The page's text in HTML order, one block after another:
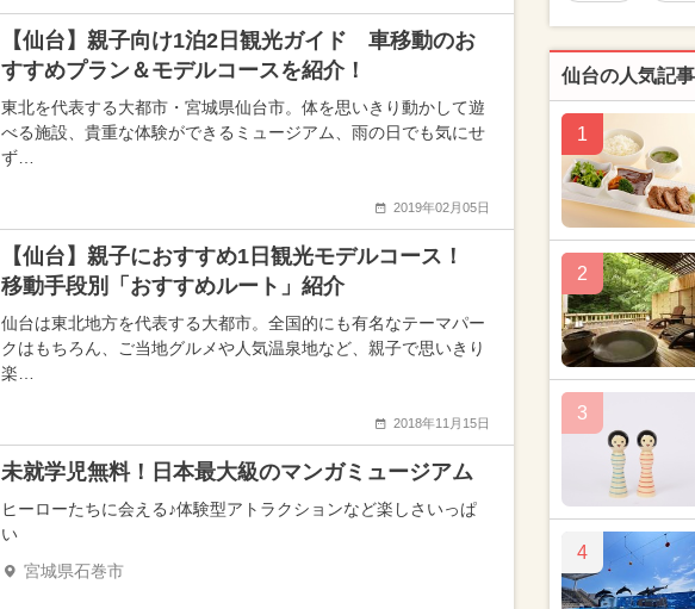
【仙台】親子向け1泊2日観光ガイド 車移動のお
すすめプラン＆モデルコースを紹介！
東北を代表する大都市・宮城県仙台市。体を思いきり動かして遊
べる施設、貴重な体験ができるミュージアム、雨の日でも気にせ
ず…
2019年02月05日
【仙台】親子におすすめ1日観光モデルコース！
移動手段別「おすすめルート」紹介
仙台は東北地方を代表する大都市。全国的にも有名なテーマパー
クはもちろん、ご当地グルメや人気温泉地など、親子で思いきり
楽…
2018年11月15日
未就学児無料！日本最大級のマンガミュージアム
ヒーローたちに会える♪体験型アトラクションなど楽しさいっぱ
い
宮城県石巻市
仙台の人気記
1
2
3
4